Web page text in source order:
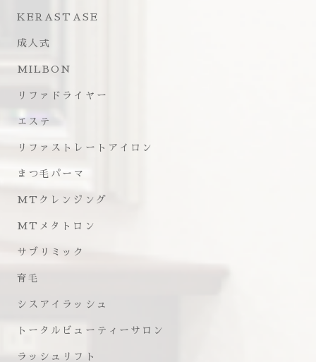
KERASTASE
成人式
MILBON
リファドライヤー
エステ
リファストレートアイロン
まつ毛パーマ
MTクレンジング
MTメタトロン
サブリミック
育毛
シスアイラッシュ
トータルビューティーサロン
ラッシュリフト